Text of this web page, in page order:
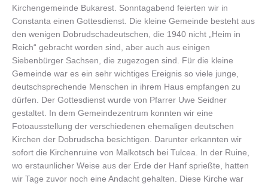
Kirchengemeinde Bukarest. Sonntagabend feierten wir in
Constanta einen Gottesdienst. Die kleine Gemeinde besteht aus
den wenigen Dobrudschadeutschen, die 1940 nicht „Heim in
Reich“ gebracht worden sind, aber auch aus einigen
Siebenbürger Sachsen, die zugezogen sind. Für die kleine
Gemeinde war es ein sehr wichtiges Ereignis so viele junge,
deutschsprechende Menschen in ihrem Haus empfangen zu
dürfen. Der Gottesdienst wurde von Pfarrer Uwe Seidner
gestaltet. In dem Gemeindezentrum konnten wir eine
Fotoausstellung der verschiedenen ehemaligen deutschen
Kirchen der Dobrudscha besichtigen. Darunter erkannten wir
sofort die Kirchenruine von Malkotsch bei Tulcea. In der Ruine,
wo erstaunlicher Weise aus der Erde der Hanf sprießte, hatten
wir Tage zuvor noch eine Andacht gehalten. Diese Kirche war